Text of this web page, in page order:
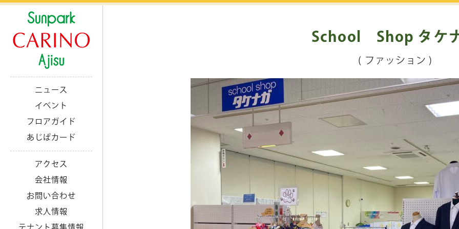
ニュース
イベント
フロアガイド
あじぱカード
アクセス
会社情報
お問い合わせ
求人情報
School Shop タケ
( ファッション )